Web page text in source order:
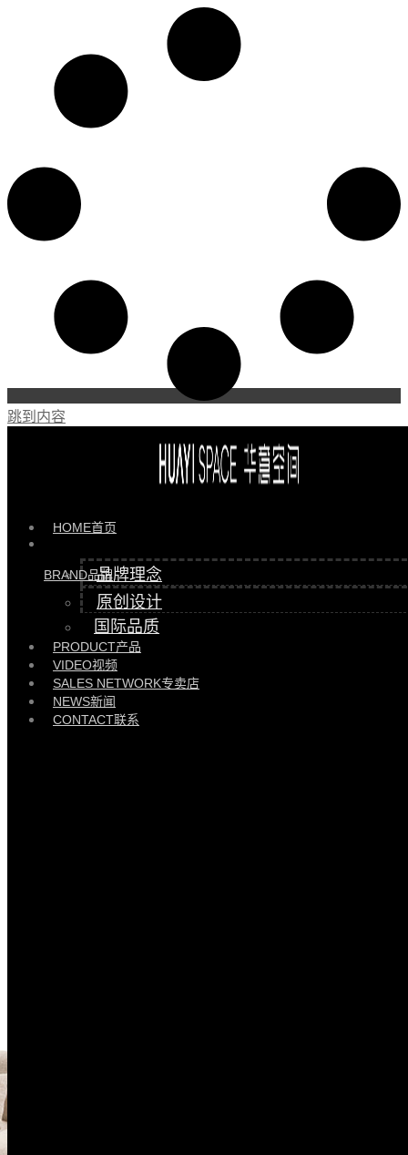
跳到内容
HOME首页
BRAND品牌
品牌理念
原创设计
国际品质
PRODUCT产品
VIDEO视频
SALES NETWORK专卖店
NEWS新闻
CONTACT联系